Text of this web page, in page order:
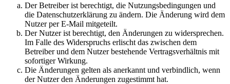
Der Betreiber ist berechtigt, die Nutzungsbedingungen und
die Datenschutzerklärung zu ändern. Die Änderung wird dem
Nutzer per E-Mail mitgeteilt.
Der Nutzer ist berechtigt, den Änderungen zu widersprechen.
Im Falle des Widerspruchs erlischt das zwischen dem
Betreiber und dem Nutzer bestehende Vertragsverhältnis mit
sofortiger Wirkung.
Die Änderungen gelten als anerkannt und verbindlich, wenn
der Nutzer den Änderungen zugestimmt hat.